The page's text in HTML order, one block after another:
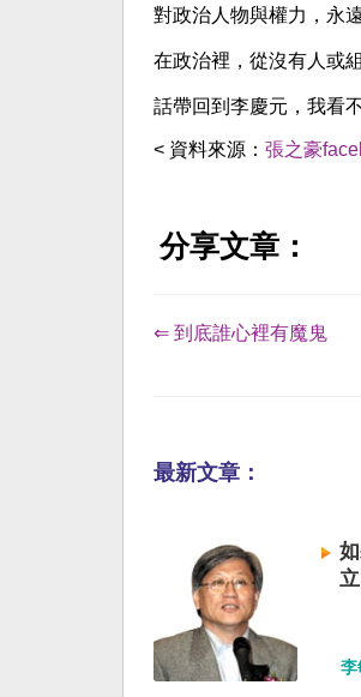
對政治人物與權力，永
在政治裡，從沒有人或
話帶回到李慶元，我看
< 資料來源： 張之豪
分享文章：
⇐ 到底誰心裡有魔鬼
最新文章：
李